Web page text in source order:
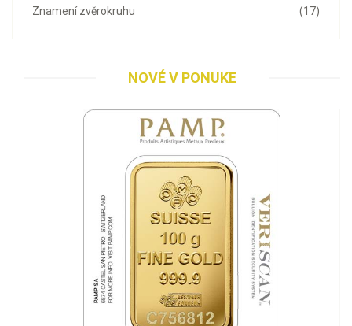
(17)
Znamení zvěrokruhu
NOVÉ V PONUKE